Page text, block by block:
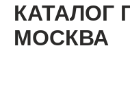
КАТАЛОГ
МОСКВА